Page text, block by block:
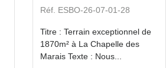
Réf. ESBO-26-07-01-28
Titre : Terrain exceptionnel de
1870m² à La Chapelle des
Marais Texte : Nous...